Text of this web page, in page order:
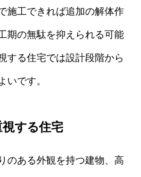
施工できれば追加の解体作
期の無駄を抑えられる可能
する住宅では設計段階から
いです。
する住宅
のある外観を持つ建物、高